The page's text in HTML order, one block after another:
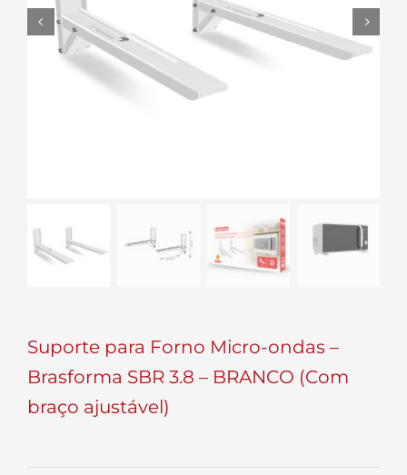
 
Suporte para Forno Micro-ondas –
Brasforma SBR 3.8 – BRANCO (Com
braço ajustável)